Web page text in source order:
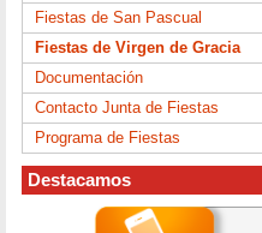
Fiestas de San Pascual
Fiestas de Virgen de Gracia
Documentación
Contacto Junta de Fiestas
Programa de Fiestas
Destacamos